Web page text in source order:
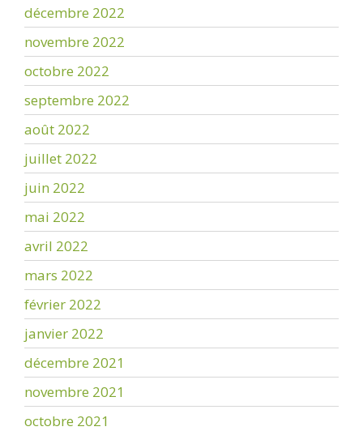
décembre 2022
novembre 2022
octobre 2022
septembre 2022
août 2022
juillet 2022
juin 2022
mai 2022
avril 2022
mars 2022
février 2022
janvier 2022
décembre 2021
novembre 2021
octobre 2021